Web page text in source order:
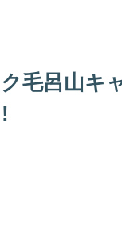
ク毛呂山